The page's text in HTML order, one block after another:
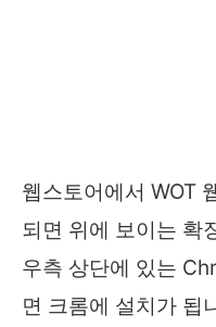
웹스토어에서 WOT
되면 위에 보이는 확
우측 상단에 있는
면 크롬에 설치가 됩